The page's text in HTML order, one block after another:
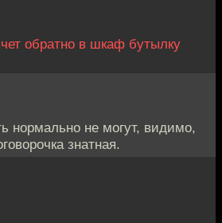
обратно в шкаф бутылку
нормально не могут, видимо,
знатная.